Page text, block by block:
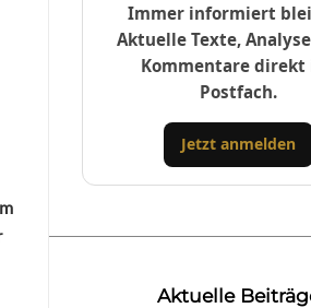
Immer informiert
Aktuelle Texte,
Kommentare direkt
Postfach.
Jetzt anmelden
Aktuelle